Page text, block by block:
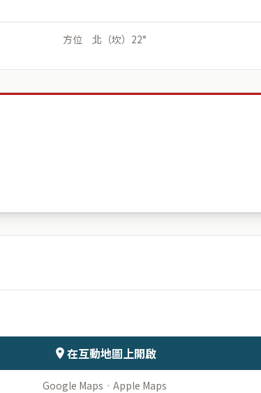
方位 北（坎）22°
在互動地圖上開啟
Google Maps · Apple Maps